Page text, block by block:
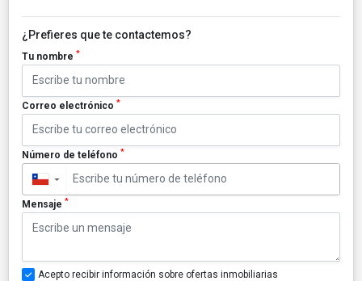
¿Prefieres que te contactemos?
Tu nombre *
Correo electrónico *
Número de teléfono *
▼
Mensaje *
Acepto recibir información sobre ofertas inmobiliarias